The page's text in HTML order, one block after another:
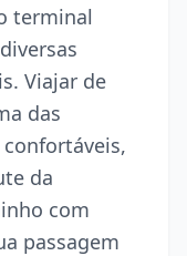
terminal
Viajar de
das
da
com
passagem